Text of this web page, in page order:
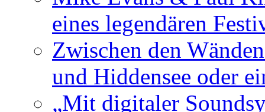
eines legendären
Zwischen den
und Hiddensee oder
„Mit digitaler